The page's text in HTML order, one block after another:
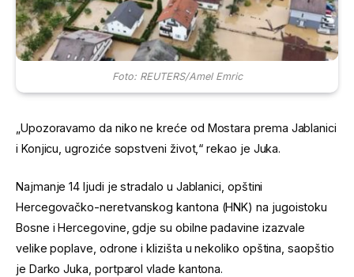
Foto: REUTERS/Amel Emric
„Upozoravamo da niko ne kreće od Mostara prema Jablanici
i Konjicu, ugroziće sopstveni život,“ rekao je Juka.
Najmanje 14 ljudi je stradalo u Jablanici, opštini
Hercegovačko-neretvanskog kantona (HNK) na jugoistoku
Bosne i Hercegovine, gdje su obilne padavine izazvale
velike poplave, odrone i klizišta u nekoliko opština, saopštio
je Darko Juka, portparol vlade kantona.